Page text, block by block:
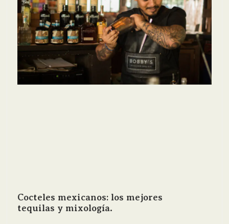
Cocteles mexicanos: los mejores
tequilas y mixología.